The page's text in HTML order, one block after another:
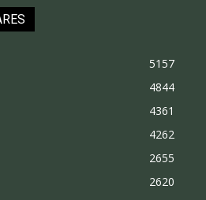
5157
4844
4361
4262
2655
2620